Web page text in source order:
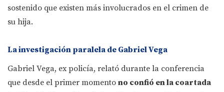
sostenido que existen más involucrados en el crimen de
su hija.
La investigación paralela de Gabriel Vega
Gabriel Vega, ex policía, relató durante la conferencia
que desde el primer momento no confió en la coartada